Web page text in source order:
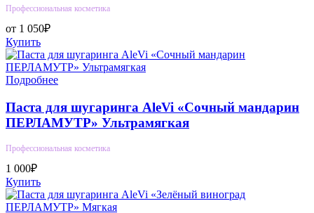
Профессиональная косметика
от 1 050₽
Купить
Подробнее
Паста для шугаринга AleVi «Сочный мандарин
ПЕРЛАМУТР» Ультрамягкая
Профессиональная косметика
1 000₽
Купить